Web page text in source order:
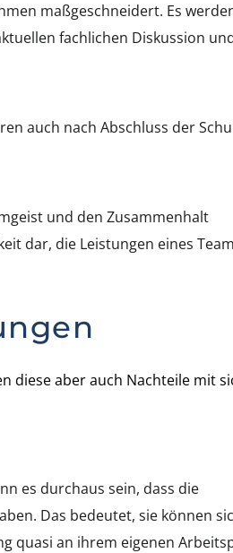
maßgeschneidert. Es
fachlichen Diskussion
auch nach Abschluss der
und den Zusammenhalt
dar, die Leistungen eines
diese aber auch Nachteile mit
es durchaus sein, dass die
Das bedeutet, sie können
quasi an ihrem eigenen